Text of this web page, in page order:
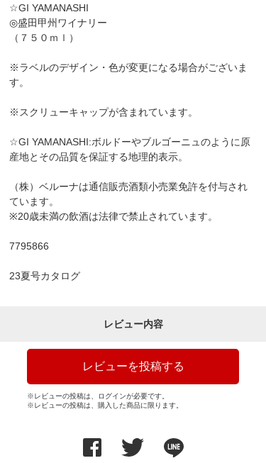
☆GI YAMANASHI
◎盛田甲州ワイナリー
（７５０ｍｌ）
※ラベルのデザイン・色が変更になる場合がございま
す。
※スクリューキャップが含まれています。
☆GI YAMANASHI:ボルドーやブルゴーニュのように原
産地とその品質を保証する地理的表示。
（株）ベルーナは通信販売酒類小売業免許を付与され
ています。
※20歳未満の飲酒は法律で禁止されています。
7795866
23夏号カタログ
レビュー内容
レビューを投稿する
※レビューの投稿は、ログインが必要です。
※レビューの投稿は、購入した商品に限ります。